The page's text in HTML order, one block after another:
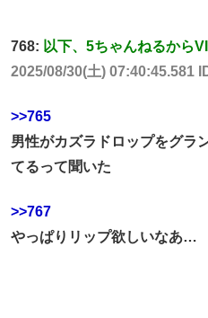
768: 以下、5ちゃんねるから
2025/08/30(土) 07:40:45.581
>>765
男性がカズラドロップをグラ
てるって聞いた
>>767
やっぱりリップ欲しいなあ…